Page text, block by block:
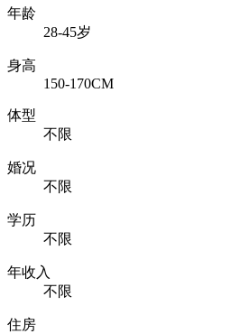
年龄
28-45岁
身高
150-170CM
体型
不限
婚况
不限
学历
不限
年收入
不限
住房